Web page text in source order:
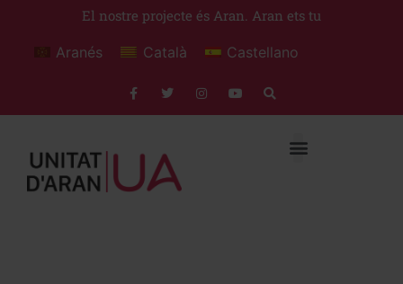
El nostre projecte és Aran. Aran ets tu
Aranés Català Castellano